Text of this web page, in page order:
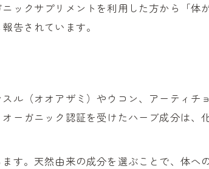
ックサプリメントを利用した方から「体
告されています。
ル（オオアザミ）やウコン、アーティチ
ーガニック認証を受けたハーブ成分は、
す。天然由来の成分を選ぶことで、体へ